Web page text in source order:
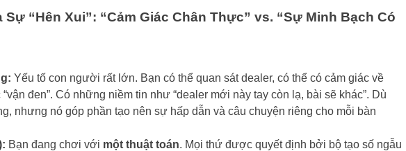
“Hên Xui”: “Cảm Giác Chân Thực” vs. “Sự Minh Bạch Có
Yếu tố con người rất lớn. Bạn có thể quan sát dealer, có thể có cảm giác về
“vận đen”. Có những niềm tin như “dealer mới này tay còn lạ, bài sẽ khác”. Dù
nhưng nó góp phần tạo nên sự hấp dẫn và câu chuyện riêng cho mỗi bàn
Bạn đang chơi với một thuật toán. Mọi thứ được quyết định bởi bộ tạo số ngẫu